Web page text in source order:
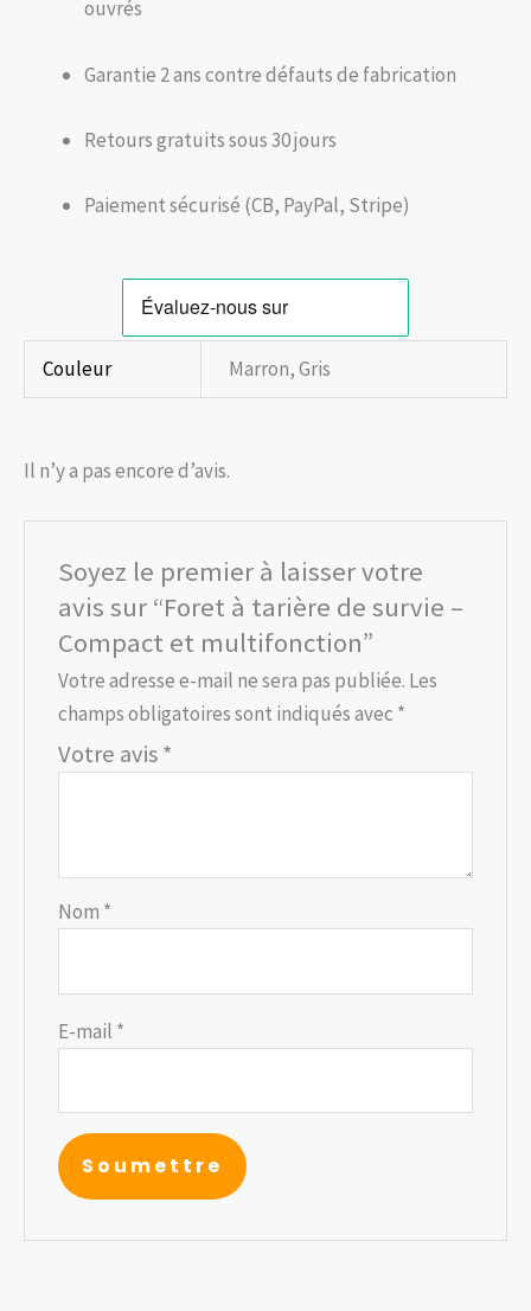
ouvrés
Garantie 2 ans contre défauts de fabrication
Retours gratuits sous 30 jours
Paiement sécurisé (CB, PayPal, Stripe)
Couleur Marron, Gris
Il n’y a pas encore d’avis.
Soyez le premier à laisser votre
avis sur “Foret à tarière de survie –
Compact et multifonction”
Votre adresse e-mail ne sera pas publiée. Les
champs obligatoires sont indiqués avec *
Votre avis*
Nom *
E-mail *